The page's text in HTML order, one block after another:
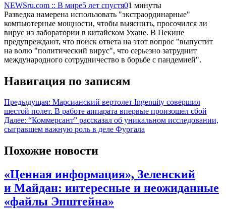
NEWSru.com :: В мире5 лет спустя01 минуты
Разведка намерена использовать "экстраординарные"
компьютерные мощности, чтобы выяснить, просочился ли
вирус из лаборатории в китайском Ухане. В Пекине
предупреждают, что поиск ответа на этот вопрос "выпустит
на волю "политический вирус", что серьезно затруднит
международного сотрудничество в борьбе с пандемией".
Навигация по записям
Предыдущая: Марсианский вертолет Ingenuity совершил
шестой полет. В работе аппарата впервые произошел сбой
Далее: “Коммерсант” рассказал об уникальном исследовании,
сыгравшем важную роль в деле Фургала
Похожие новости
«Ценная информация», Зеленский
и Майдан: интересные и неожиданные
«файлы Эпштейна»